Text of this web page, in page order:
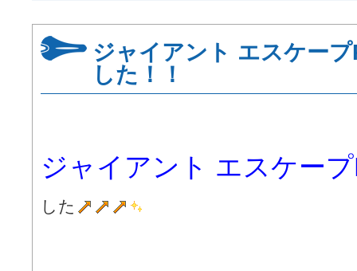
ジャイアント エスケー
した！！
ジャイアント エスケー
した